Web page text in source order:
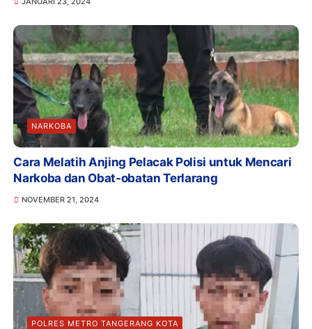
NARKOBA
Cara Melatih Anjing Pelacak Polisi untuk Mencari
Narkoba dan Obat-obatan Terlarang
NOVEMBER 21, 2024
POLRES METRO TANGERANG KOTA